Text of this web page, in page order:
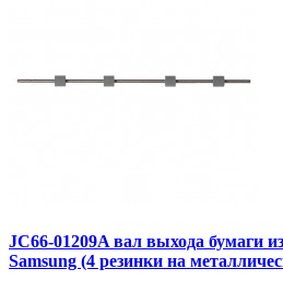
JC66-01209A вал выхода бумаги
Samsung (4 резинки на